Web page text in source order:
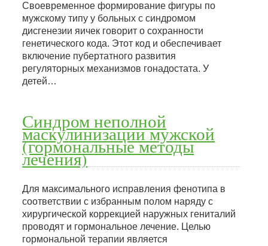
Своевременное формирование фигуры по
мужскому типу у больных с синдромом
дисгенезии яичек говорит о сохранности
генетического кода. Этот код и обеспечивает
включение пубертатного развития
регуляторных механизмов гонадостата. У
детей…
Синдром неполной
маскулинизации мужской
(гормональные методы
лечения)
Для максимального исправления фенотипа в
соответствии с избранным полом наряду с
хирургической коррекцией наружных гениталий
проводят и гормональное лечение. Целью
гормональной терапии является